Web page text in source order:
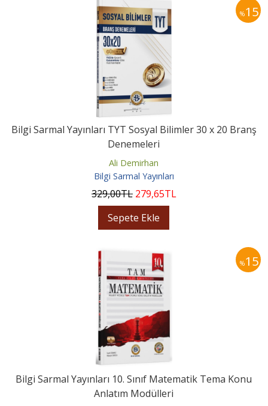
%15
Bilgi Sarmal Yayınları TYT Sosyal Bilimler 30 x 20 Branş
Denemeleri
Ali Demirhan
Bilgi Sarmal Yayınları
329,00TL 279,65TL
Sepete Ekle
%15
Bilgi Sarmal Yayınları 10. Sınıf Matematik Tema Konu
Anlatım Modülleri